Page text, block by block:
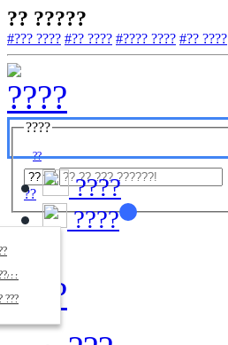
?? ?????
#??? ???? #?? ???? #???? ???? #?? ????
????
??
?? ????
??
???
????
????